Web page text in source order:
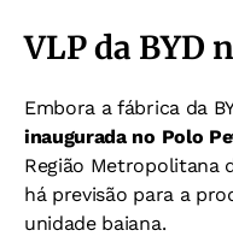
VLP da BYD
Embora a fábrica da
inaugurada no Polo
Região Metropolitana
há previsão para a
unidade baiana.